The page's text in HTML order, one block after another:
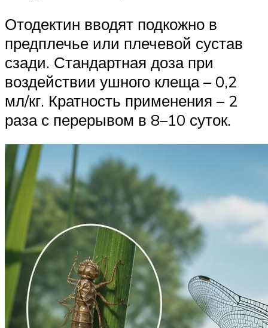
Отодектин вводят подкожно в
предплечье или плечевой сустав
сзади. Стандартная доза при
воздействии ушного клеща – 0,2
мл/кг. Кратность применения – 2
раза с перерывом в 8–10 суток.